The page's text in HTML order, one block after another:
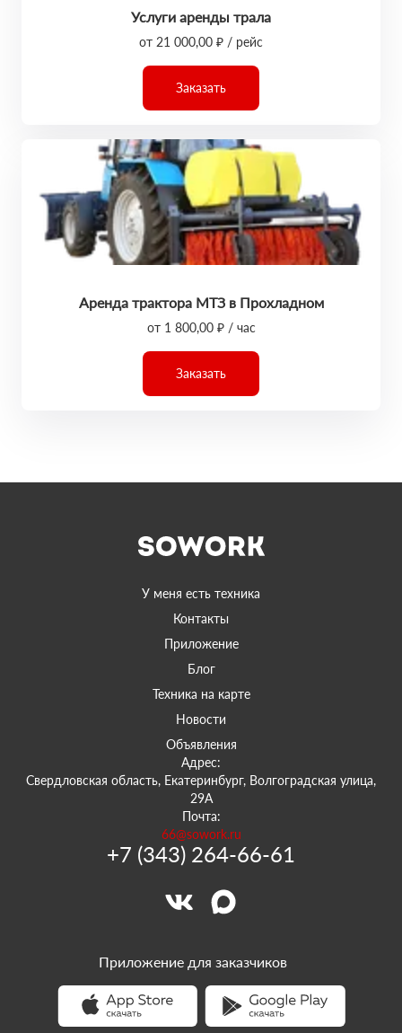
Услуги аренды трала
от 21 000,00 ₽ / рейс
Заказать
Аренда трактора МТЗ в Прохладном
от 1 800,00 ₽ / час
Заказать
У меня есть техника
Контакты
Приложение
Блог
Техника на карте
Новости
Объявления
Адрес:
Свердловская область, Екатеринбург, Волгоградская улица,
29А
Почта:
66@sowork.ru
+7 (343) 264-66-61
Приложение для заказчиков